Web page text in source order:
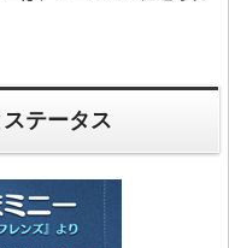
テータス